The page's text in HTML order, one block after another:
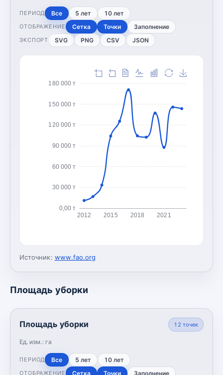
ПЕРИОД Все 5 лет 10 лет
ОТОБРАЖЕНИЕ Сетка Точки Заполнение
ЭКСПОРТ SVG PNG CSV JSON
0,00 т
30 000 т
60 000 т
90 000 т
120 000 т
150 000 т
180 000 т
2012 2015 2018 2021
Источник: www.fao.org
Площадь уборки
Площадь уборки
Ед. изм.: га
12 точек
ПЕРИОД Все 5 лет 10 лет
ОТОБРАЖЕНИЕ Сетка Точки Заполнение